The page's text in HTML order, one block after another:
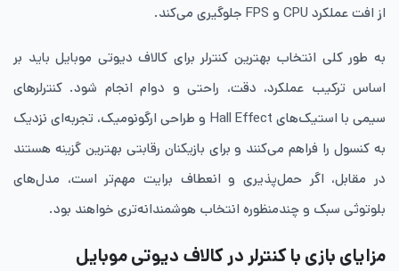
از افت عملکرد CPU و FPS جلوگیری می‌کند.
به طور کلی انتخاب بهترین کنترلر برای کالاف دیوتی موبایل باید بر
اساس ترکیب عملکرد، دقت، راحتی و دوام انجام شود. کنترلرهای
سیمی با استیک‌های Hall Effect و طراحی ارگونومیک، تجربه‌ای نزدیک
به کنسول را فراهم می‌کنند و برای بازیکنان رقابتی بهترین گزینه هستند
در مقابل، اگر حمل‌پذیری و انعطاف برایت مهم‌تر است، مدل‌های
بلوتوثی سبک و چندمنظوره انتخاب هوشمندانه‌تری خواهند بود.
مزایای بازی با کنترلر در کالاف دیوتی موبایل